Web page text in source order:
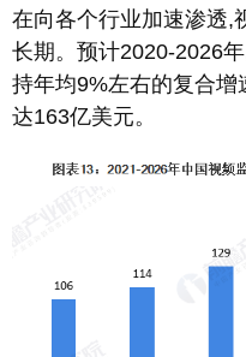
在向各个行业加速渗透,
长期。预计2020-2026
持年均9%左右的复合
达163亿美元。